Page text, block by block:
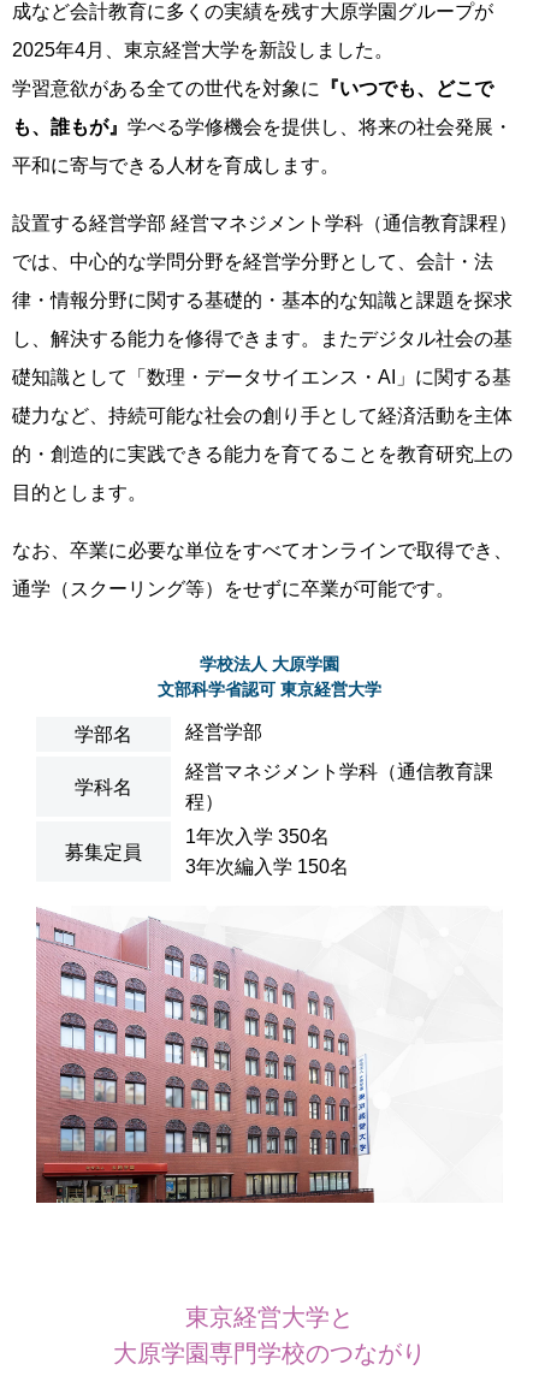
成など会計教育に多くの実績を残す大原学園グループが
2025年4月、東京経営大学を新設しました。
学習意欲がある全ての世代を対象に
『いつでも、どこで
も、誰もが』 学べる学修機会を提供し、将来の社会発展・
平和に寄与できる人材を育成します。
設置する経営学部 経営マネジメント学科（通信教育課程）
では、中心的な学問分野を経営学分野として、会計・法
律・情報分野に関する基礎的・基本的な知識と課題を探求
し、解決する能力を修得できます。またデジタル社会の基
礎知識として「数理・データサイエンス・AI」に関する基
礎力など、持続可能な社会の創り手として経済活動を主体
的・創造的に実践できる能力を育てることを教育研究上の
目的とします。
なお、卒業に必要な単位をすべてオンラインで取得でき、
通学（スクーリング等）をせずに卒業が可能です。
学校法人 大原学園
文部科学省認可 東京経営大学
学部名 経営学部
学科名
経営マネジメント学科（通信教育課
程）
募集定員
1年次入学 350名
3年次編入学 150名
東京経営大学と
大原学園専門学校のつながり